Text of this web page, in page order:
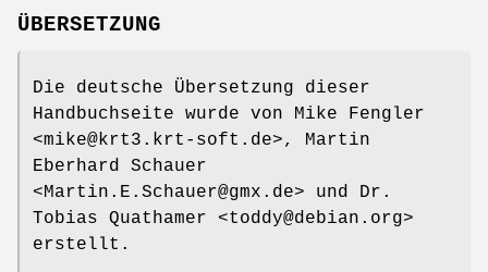
ÜBERSETZUNG
Die deutsche Übersetzung dieser
Handbuchseite wurde von Mike Fengler
<mike@krt3.krt-soft.de>, Martin
Eberhard Schauer
<Martin.E.Schauer@gmx.de> und Dr.
Tobias Quathamer <toddy@debian.org>
erstellt.